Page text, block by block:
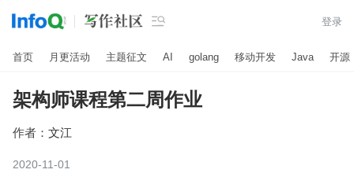
 登录
首页 月更活动 主题征文 AI golang 移动开发 Java 开源
架构师课程第二周作业
作者： 文江
2020-11-01